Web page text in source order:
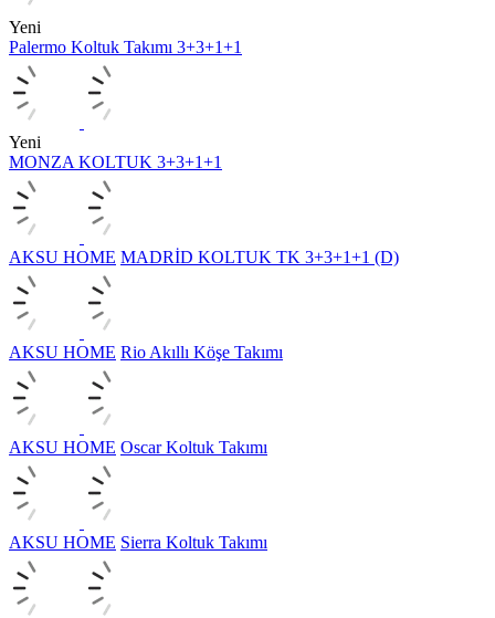
Yeni
Palermo Koltuk Takımı 3+3+1+1
Yeni
MONZA KOLTUK 3+3+1+1
AKSU HOME MADRİD KOLTUK TK 3+3+1+1 (D)
AKSU HOME Rio Akıllı Köşe Takımı
AKSU HOME Oscar Koltuk Takımı
AKSU HOME Sierra Koltuk Takımı